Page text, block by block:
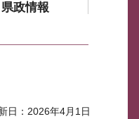
県政情報
日：2026年4月1日